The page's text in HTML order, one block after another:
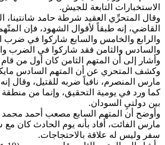
الاستخبارات التابعة للجيش.
وقال المتحرِّي العقيد شرطة حامد شانتينا،
القاضي، إنه طبقاً لأقوال الشهود، فإن
والرابع والخامس والسابع شاركوا في ضرب
والسادس والثامن فقد شاركوا في الضرب
وأشار إلى أن المتهم الثامن كان أول من
مارس المنصرم، نافياً ضربه للقتيل، وقال
كما ورد في يومية التحقيق، وإنما من منطقة
بين دولتيِ السودان.
مارس الفائت، أفاد بأنه يوم الحادث كان
سفر وليس له علاقة بالاحتجاجات.